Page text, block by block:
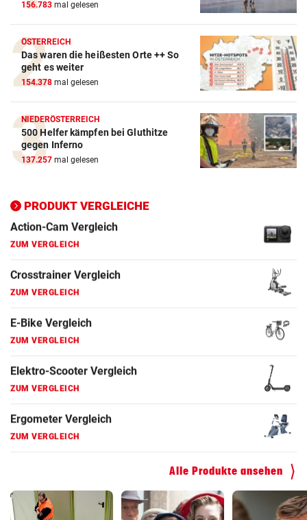
156.783 mal gelesen
ÖSTERREICH
Das waren die heißesten Orte ++ So
geht es weiter
154.378 mal gelesen
NIEDERÖSTERREICH
500 Helfer kämpfen bei Gluthitze
gegen Inferno
137.257 mal gelesen
PRODUKT VERGLEICHE
Action-Cam Vergleich
Crosstrainer Vergleich
ZUM VERGLEICH
Elektro-Scooter Vergleich
Ergometer Vergleich
Fahrrad Test
Fahrradanhänger Vergleich
Faszienrolle Vergleich
Kinderfahrrad Vergleich
Alle Produkte ansehen